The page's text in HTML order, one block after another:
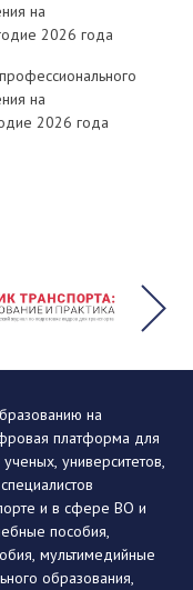
на
2026 года
на
2026 года
на
платформа для
университетов,
и в сфере ВО и
пособия,
мультимедийные
образования,